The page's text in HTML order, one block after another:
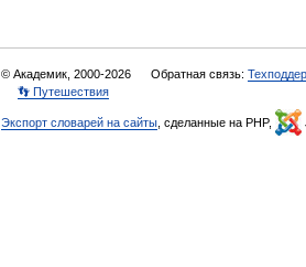
© Академик, 2000-2026 Обратная связь:
👣 Путешествия
Экспорт словарей на сайты , сделанные на PHP,